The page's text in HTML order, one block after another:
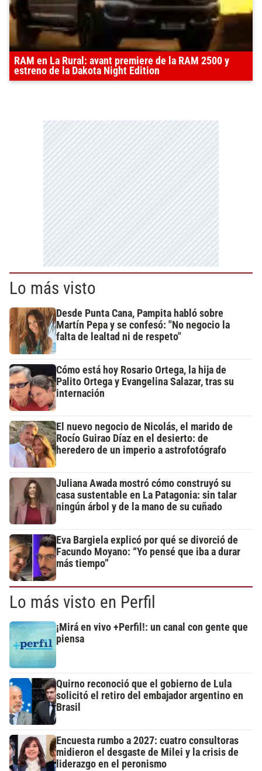
RAM en La Rural: avant premiere de la RAM 2500 y
estreno de la Dakota Night Edition
Lo más visto
Desde Punta Cana, Pampita habló sobre
Martín Pepa y se confesó: "No negocio la
falta de lealtad ni de respeto"
Cómo está hoy Rosario Ortega, la hija de
Palito Ortega y Evangelina Salazar, tras su
internación
El nuevo negocio de Nicolás, el marido de
Rocío Guirao Díaz en el desierto: de
heredero de un imperio a astrofotógrafo
Juliana Awada mostró cómo construyó su
casa sustentable en La Patagonia: sin talar
ningún árbol y de la mano de su cuñado
Eva Bargiela explicó por qué se divorció de
Facundo Moyano: “Yo pensé que iba a durar
más tiempo”
Lo más visto en Perfil
¡Mirá en vivo +Perfil!: un canal con gente que
piensa
Quirno reconoció que el gobierno de Lula
solicitó el retiro del embajador argentino en
Brasil
Encuesta rumbo a 2027: cuatro consultoras
midieron el desgaste de Milei y la crisis de
liderazgo en el peronismo